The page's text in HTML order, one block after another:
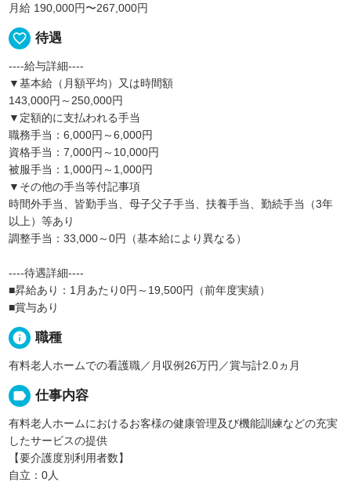
月給 190,000円〜267,000円
favorite_border 待遇
----給与詳細----
▼基本給（月額平均）又は時間額
143,000円～250,000円
▼定額的に支払われる手当
職務手当：6,000円～6,000円
資格手当：7,000円～10,000円
被服手当：1,000円～1,000円
▼その他の手当等付記事項
時間外手当、皆勤手当、母子父子手当、扶養手当、勤続手当（3年
以上）等あり
調整手当：33,000～0円（基本給により異なる）
----待遇詳細----
■昇給あり：1月あたり0円～19,500円（前年度実績）
■賞与あり
info 職種
有料老人ホームでの看護職／月収例26万円／賞与計2.0ヵ月
label 仕事内容
有料老人ホームにおけるお客様の健康管理及び機能訓練などの充実
したサービスの提供
【要介護度別利用者数】
自立：0人